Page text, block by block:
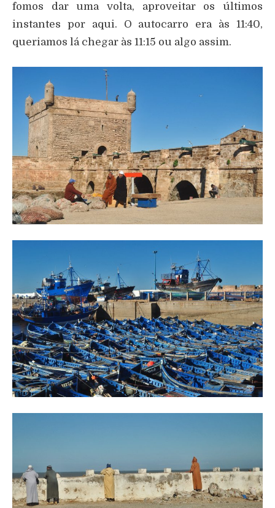
fomos dar uma volta, aproveitar os últimos
instantes por aqui. O autocarro era às 11:40,
queriamos lá chegar às 11:15 ou algo assim.